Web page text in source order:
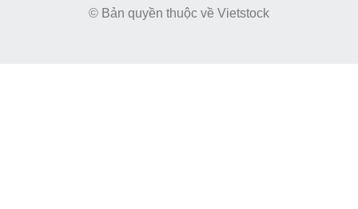
© Bản quyền thuộc về Vietstock